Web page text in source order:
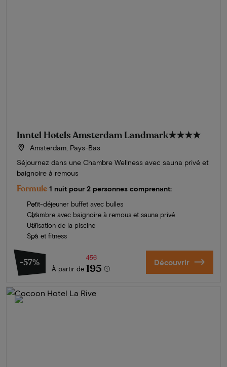
Inntel Hotels Amsterdam Landmark★★★★
Amsterdam, Pays-Bas
Séjournez dans une Chambre Wellness avec sauna privé et
baignoire à remous
Formule 1 nuit pour 2 personnes comprenant:
Petit-déjeuner buffet avec bulles
Chambre avec baignoire à remous et sauna privé
Utilisation de la piscine
Spa et fitness
-57%
À partir de
456
195 Découvrir